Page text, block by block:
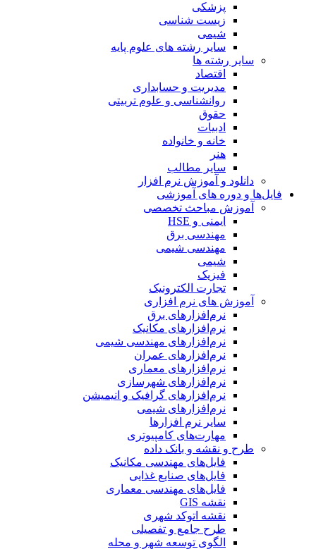
پزشکی
زیست شناسی
شیمی
سایر رشته های علوم پایه
سایر رشته ها
اقتصاد
مدیریت و حسابداری
روانشناسی و علوم تربیتی
حقوق
ادبیات
خانه و خانواده
هنر
سایر مطالب
دانلود و آموزش نرم افزار
فایل‌ها و دوره های آموزشی
آموزش مباحث تخصصی
ایمنی و HSE
مهندسی برق
مهندسی شیمی
شیمی
فیزیک
تجارت الکترونیک
آموزش های نرم افزاری
نرم‌افزارهای برق
نرم‌افزارهای مکانیک
نرم‌افزارهای مهندسی شیمی
نرم‌افزارهای عمران
نرم‌افزارهای معماری
نرم‌افزارهای شهرسازی
نرم‌افزارهای گرافیک و انیمیشن
نرم‌افزارهای شیمی
سایر نرم افزارها
مهارت‌های کامپیوتری
طرح و نقشه و بانک داده
فایل‌های مهندسی مکانیک
فایل‌های صنایع غذایی
فایل‌های مهندسی معماری
نقشه GIS
نقشه اتوکد شهری
طرح جامع و تفصیلی
الگوی توسعه شهر و محله